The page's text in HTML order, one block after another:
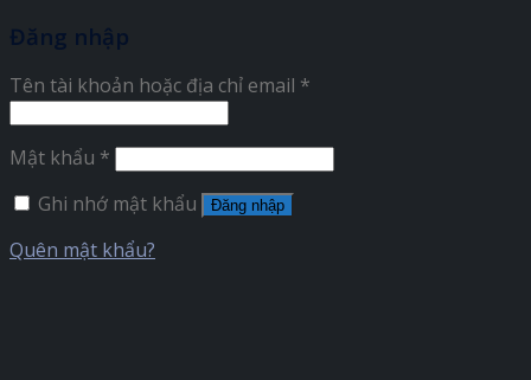
Đăng nhập
Tên tài khoản hoặc địa chỉ email *
Mật khẩu *
Ghi nhớ mật khẩu
Đăng nhập
Quên mật khẩu?